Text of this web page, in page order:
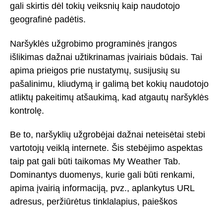
gali skirtis dėl tokių veiksnių kaip naudotojo
geografinė padėtis.
Naršyklės užgrobimo programinės įrangos
išlikimas dažnai užtikrinamas įvairiais būdais. Tai
apima prieigos prie nustatymų, susijusių su
pašalinimu, kliudymą ir galimą bet kokių naudotojo
atliktų pakeitimų atšaukimą, kad atgautų naršyklės
kontrolę.
Be to, naršyklių užgrobėjai dažnai neteisėtai stebi
vartotojų veiklą internete. Šis stebėjimo aspektas
taip pat gali būti taikomas My Weather Tab.
Dominantys duomenys, kurie gali būti renkami,
apima įvairią informaciją, pvz., aplankytus URL
adresus, peržiūrėtus tinklalapius, paieškos